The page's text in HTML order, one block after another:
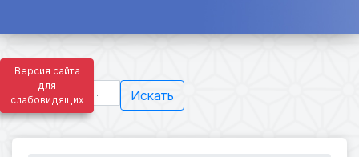
Версия сайта
для
слабовидящих
Искать